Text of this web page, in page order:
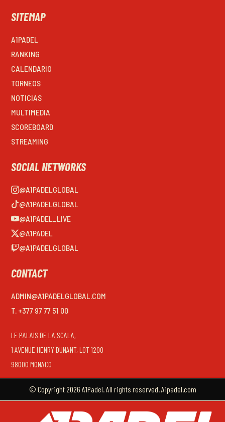
SITEMAP
A1PADEL
RANKING
CALENDARIO
TORNEOS
NOTICIAS
MULTIMEDIA
SCOREBOARD
STREAMING
SOCIAL NETWORKS
@A1PADELGLOBAL
@A1PADELGLOBAL
@A1PADEL_LIVE
@A1PADEL
@A1PADELGLOBAL
CONTACT
ADMIN@A1PADELGLOBAL.COM
T. +377 97 77 51 00
LE PALAIS DE LA SCALA,
1 AVENUE HENRY DUNANT, LOT 1200
98000 MONACO
© Copyright 2026 A1Padel. All rights reserved. A1padel.com